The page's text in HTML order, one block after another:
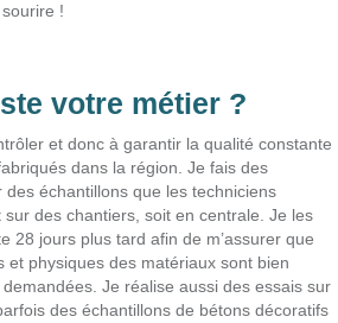
!
votre métier ?
et donc à garantir la qualité constante
dans la région. Je fais des
échantillons que les techniciens
sur des chantiers, soit en centrale. Je les
28 jours plus tard afin de m’assurer que
et physiques des matériaux sont bien
Je réalise aussi des essais sur
des échantillons de bétons décoratifs